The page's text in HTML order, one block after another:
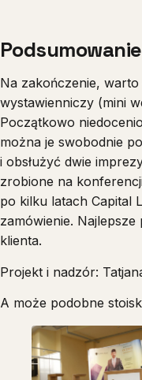
Podsumowanie
Na zakończenie,
wystawienniczy (mini
Początkowo
można je swobodnie
i obsłużyć dwie
zrobione na
po kilku latach Capital
zamówienie.
klienta.
Projekt i nadzór:
A może podobne